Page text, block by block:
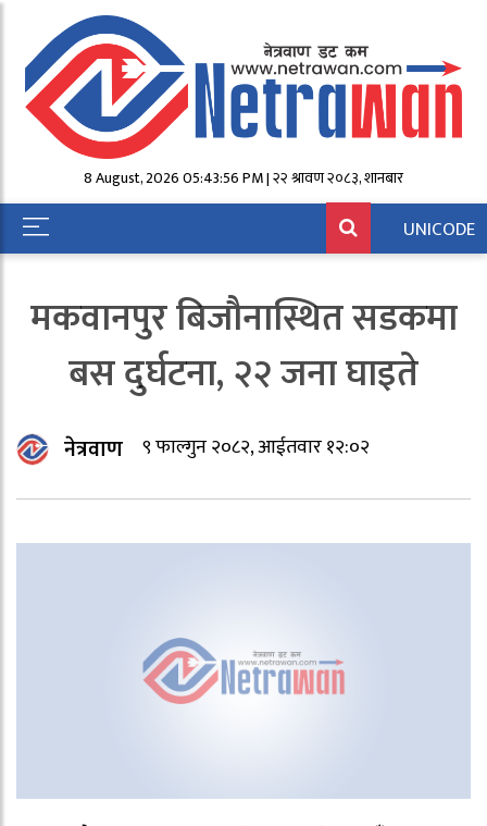
8 August, 2026 05:43:56 PM | २२ श्रावण २०८३, शनिबार
UNICODE
मकवानपुर बिजौनास्थित सडकमा
बस दुर्घटना, २२ जना घाइते
नेत्रवाण ९ फाल्गुन २०८२, आईतवार १२:०२